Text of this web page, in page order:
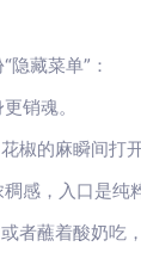
藏菜单”：
销魂。
椒的麻瞬间打开
感，入口是纯
者蘸着酸奶吃